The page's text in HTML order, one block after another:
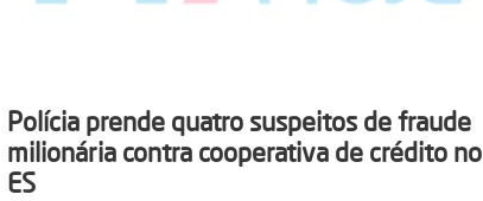
Polícia prende quatro suspeitos de fraude
milionária contra cooperativa de crédito no
ES